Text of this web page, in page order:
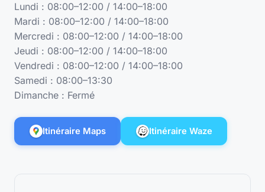
Lundi : 08:00–12:00 / 14:00–18:00
Mardi : 08:00–12:00 / 14:00–18:00
Mercredi : 08:00–12:00 / 14:00–18:00
Jeudi : 08:00–12:00 / 14:00–18:00
Vendredi : 08:00–12:00 / 14:00–18:00
Samedi : 08:00–13:30
Dimanche : Fermé
Itinéraire Maps Itinéraire Waze